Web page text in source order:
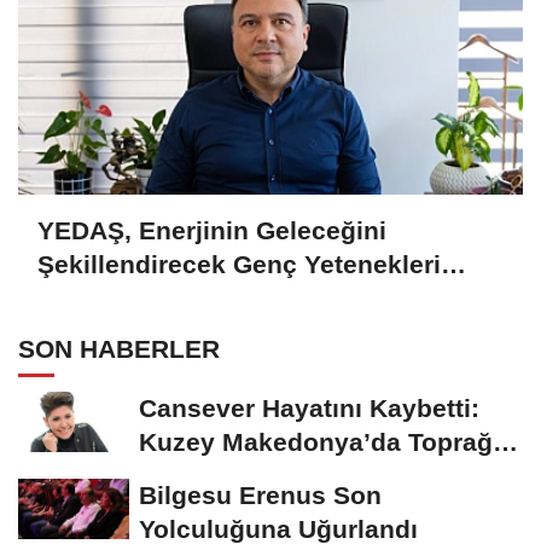
YEDAŞ, Enerjinin Geleceğini
Şekillendirecek Genç Yetenekleri
SON HABERLER
Cansever Hayatını Kaybetti:
Kuzey Makedonya’da Toprağa
Bilgesu Erenus Son
Yolculuğuna Uğurlandı